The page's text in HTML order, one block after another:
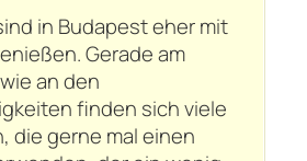
in Budapest eher mit
Gerade am
an den
finden sich viele
die gerne mal einen